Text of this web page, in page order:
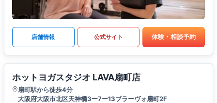
店舗情報 公式サイト 体験・相談予約
ホットヨガスタジオ LAVA扇町店
扇町駅から徒歩4分
大阪府大阪市北区天神橋3ー7ー13ブラーヴォ扇町2F